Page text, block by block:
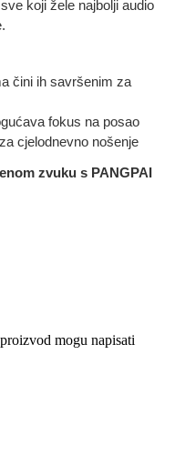
koji žele najbolji audio
čini ih savršenim za
fokus na posao
cjelodnevno nošenje
zvuku s PANGPAI
mogu napisati